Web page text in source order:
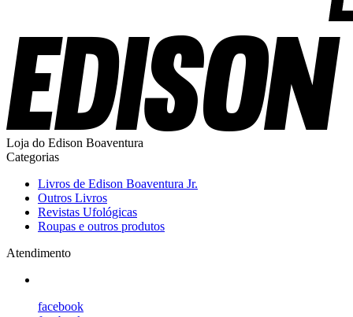
Loja do Edison Boaventura
Categorias
Livros de Edison Boaventura Jr.
Outros Livros
Revistas Ufológicas
Roupas e outros produtos
Atendimento
facebook